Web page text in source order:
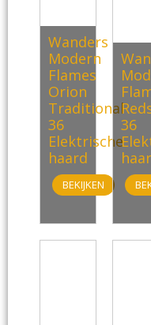
Wanders
Modern
Flames
Orion
Traditional
36
Elektrische
haard
BEKIJKEN
36